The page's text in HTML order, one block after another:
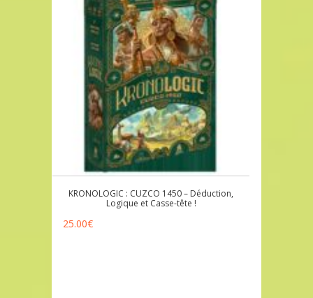
KRONOLOGIC : CUZCO 1450 – Déduction,
Logique et Casse-tête !
25.00€